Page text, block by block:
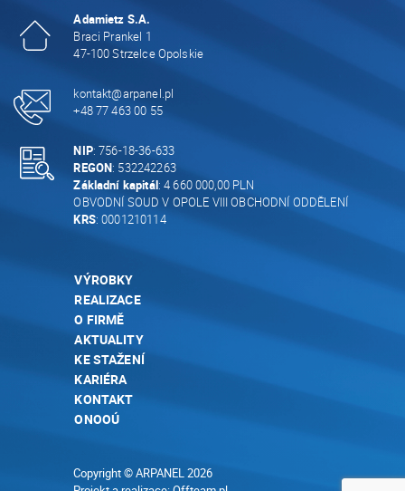
Adamietz S.A.
Braci Prankel 1
47-100 Strzelce Opolskie
kontakt@arpanel.pl
+48 77 463 00 55
NIP: 756-18-36-633
REGON: 532242263
Základní kapitál: 4 660 000,00 PLN
OBVODNÍ SOUD V OPOLE VIII OBCHODNÍ ODDĚLENÍ
KRS: 0001210114
VÝROBKY
REALIZACE
O FIRMĚ
AKTUALITY
KE STAŽENÍ
KARIÉRA
KONTAKT
ONOOÚ
Copyright © ARPANEL 2026